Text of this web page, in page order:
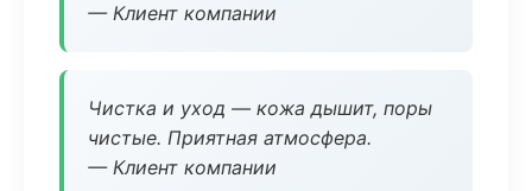
— Клиент компании
Чистка и уход — кожа дышит, поры
чистые. Приятная атмосфера.
— Клиент компании